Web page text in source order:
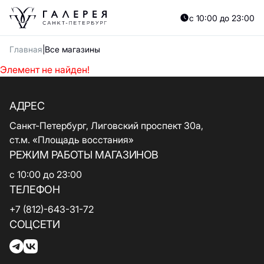
с 10:00 до 23:00
Главная Все магазины
Элемент не найден!
АДРЕС
Санкт-Петербург, Лиговский проспект 30а,
ст.м. «Площадь восстания»
РЕЖИМ РАБОТЫ МАГАЗИНОВ
с 10:00 до 23:00
ТЕЛЕФОН
+7 (812)-643-31-72
СОЦСЕТИ